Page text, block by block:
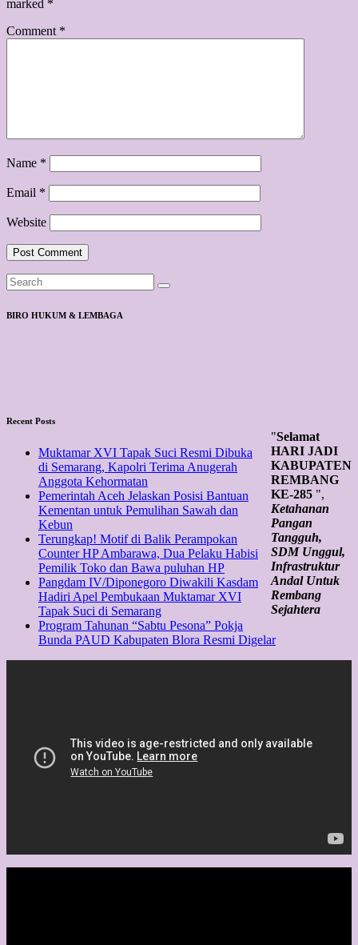
marked *
Comment *
Name *
Email *
Website
BIRO HUKUM & LEMBAGA
"Selamat
HARI JADI
KABUPATEN
REMBANG
KE-285 ",
Ketahanan
Pangan
Tangguh,
SDM Unggul,
Infrastruktur
Andal Untuk
Rembang
Sejahtera
Recent Posts
Muktamar XVI Tapak Suci Resmi Dibuka
di Semarang, Kapolri Terima Anugerah
Anggota Kehormatan
Pemerintah Aceh Jelaskan Posisi Bantuan
Kementan untuk Pemulihan Sawah dan
Kebun
Terungkap! Motif di Balik Perampokan
Counter HP Ambarawa, Dua Pelaku Habisi
Pemilik Toko dan Bawa puluhan HP
Pangdam IV/Diponegoro Diwakili Kasdam
Hadiri Apel Pembukaan Muktamar XVI
Tapak Suci di Semarang
Program Tahunan “Sabtu Pesona” Pokja
Bunda PAUD Kabupaten Blora Resmi Digelar